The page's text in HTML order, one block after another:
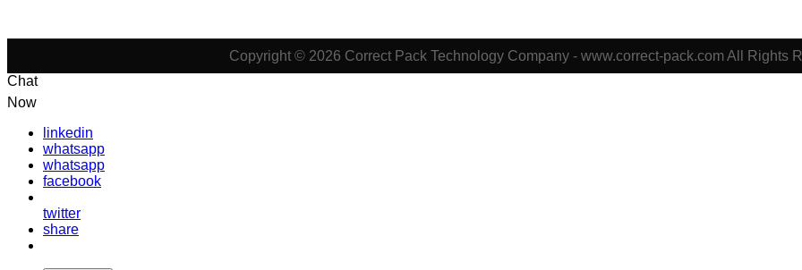
Copyright © 2026 Correct Pack Technology Company - www.correct-pack.com All Rights
Chat
Now
linkedin
whatsapp
whatsapp
facebook
twitter
share